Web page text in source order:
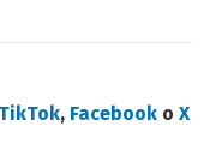
TikTok, Facebook o X